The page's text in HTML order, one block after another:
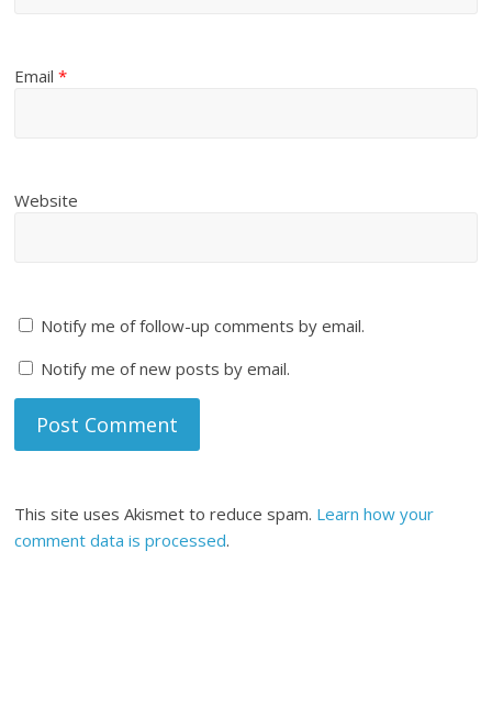
Email*
Website
Notify me of follow-up comments by email.
Notify me of new posts by email.
This site uses Akismet to reduce spam. Learn how your
comment data is processed.